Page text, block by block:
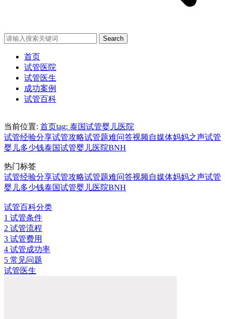
Search
首页
试管医院
试管医生
成功案例
试管百科
当前位置: 首页tag: 泰国试管婴儿医院
试管经验分享试管攻略试管题难问答视频自媒体妈妈之声试管
婴儿多少钱泰国试管婴儿医院BNH
热门标签
试管经验分享试管攻略试管题难问答视频自媒体妈妈之声试管
婴儿多少钱泰国试管婴儿医院BNH
试管百科分类
1 试管条件
2 试管流程
3 试管费用
4 试管成功率
5 常见问题
试管医生